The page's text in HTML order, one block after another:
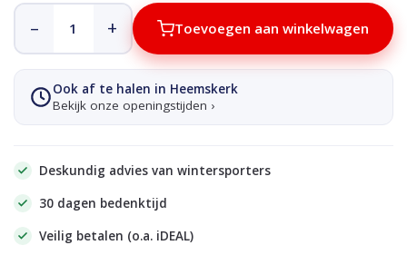
– + Toevoegen aan winkelwagen
Ook af te halen in Heemskerk
Bekijk onze openingstijden ›
Deskundig advies van wintersporters
30 dagen bedenktijd
Veilig betalen (o.a. iDEAL)